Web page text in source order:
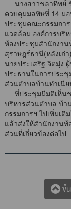
นางสาวชลาทิพย์
ควบคุมมลพิษที่ 14 ม
ประชุมคณะกรรมกา
แวดล้อม องค์การบริ
ห้องประชุมสำนักงา
สุราษฎร์ธานี(หลังเก่
นายประเสริฐ จิตมุ่ง
ประธานในการประ
ส่วนตำบลบ้านทำเนี
ที่ประชุมมีมติเห็นช
บริหารส่วนตำบล บ้า
กรรมการฯ ไปเพิ่มเ
แล้วส่งให้สำนักงาน
ส่วนที่เกี่ยวข้องต่อไป
ขึ้